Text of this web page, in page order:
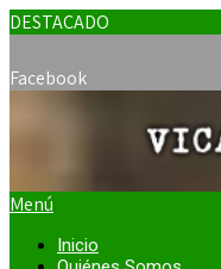
DESTACADO
Facebook
Menú
Inicio